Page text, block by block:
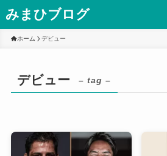
みまひブログ
ホーム デビュー
デビュー – tag –